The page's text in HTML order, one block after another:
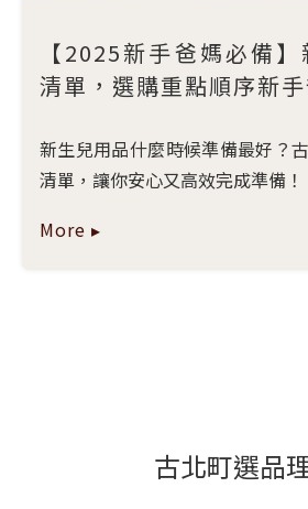
【2025新手爸媽必備
清單，選購重點順序新
新生兒用品什麼時候準備最好？
清單，讓你安心又高效完成準備！
More ▸
古北町選品